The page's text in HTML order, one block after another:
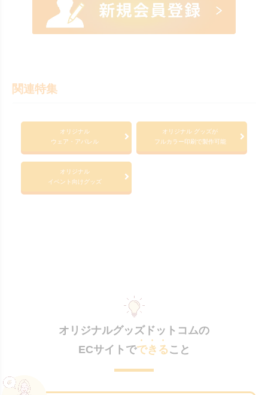
関連特集
オリジナル
ウェア・アパレル
オリジナル グッズが
フルカラー印刷で製作可能
オリジナル
イベント向けグッズ
オリジナルグッズドットコムの
ECサイトでできること